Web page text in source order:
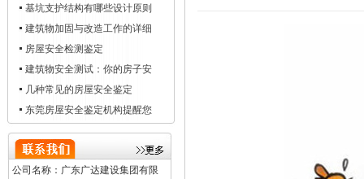
基坑支护结构有哪些设计原则
建筑物加固与改造工作的详细
房屋安全检测鉴定
建筑物安全测试：你的房子安
几种常见的房屋安全鉴定
东莞房屋安全鉴定机构提醒您
公司名称：广东广达建设集团有限